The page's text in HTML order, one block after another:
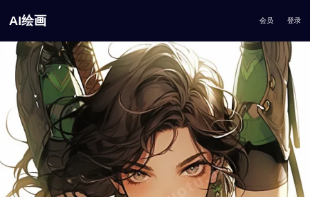
AI绘画 会员 登录